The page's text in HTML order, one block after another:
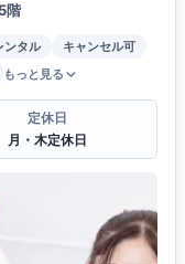
階
ンタル
キャンセル可
もっと見る
定休日
月・木定休日